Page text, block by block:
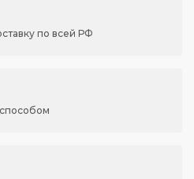
по всей РФ